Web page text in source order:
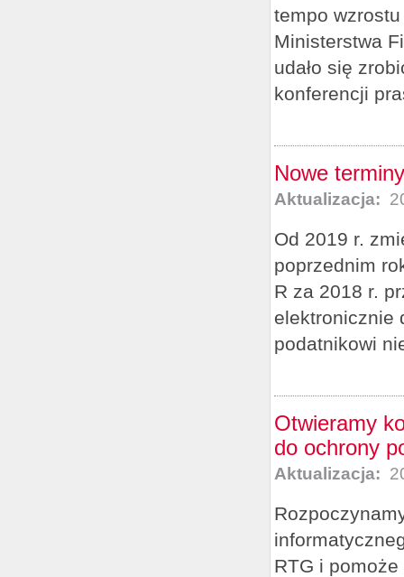
tempo
Ministerstwa
udało się
konferencji
Nowe
Aktualizacja:
Od 2019 r.
poprzednim
R za 2018 r.
elektronicznie
podatnikowi
Otwieramy
do ochrony
Aktualizacja:
RTG i